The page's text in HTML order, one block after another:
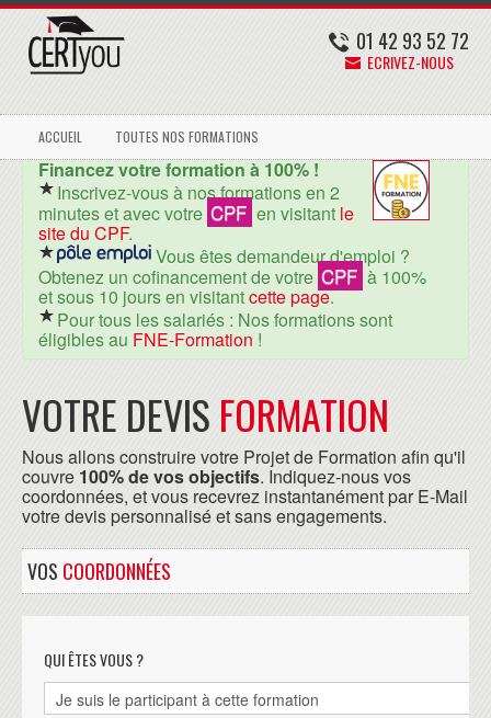
01 42 93 52 72
ECRIVEZ-NOUS
ACCUEIL TOUTES NOS FORMATIONS
Financez votre formation à 100% !
Inscrivez-vous à nos formations en 2
minutes et avec votre CPF en visitant le
site du CPF.
Vous êtes demandeur d'emploi ?
Obtenez un cofinancement de votre CPF à 100%
et sous 10 jours en visitantcette page.
Pour tous les salariés : Nos formations sont
éligibles au FNE-Formation !
VOTRE DEVIS FORMATION
Nous allons construire votre Projet de Formation afin qu'il
couvre 100% de vos objectifs. Indiquez-nous vos
coordonnées, et vous recevrez instantanément par E-Mail
votre devis personnalisé et sans engagements.
VOS COORDONNÉES
QUI ÊTES VOUS ?